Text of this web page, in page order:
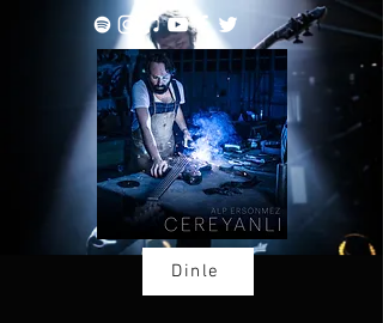
Dinle